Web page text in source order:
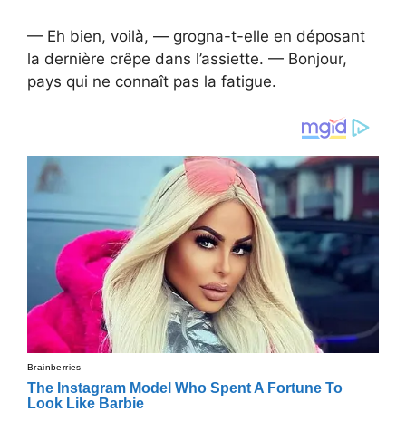
— Eh bien, voilà, — grogna-t-elle en déposant
la dernière crêpe dans l’assiette. — Bonjour,
pays qui ne connaît pas la fatigue.